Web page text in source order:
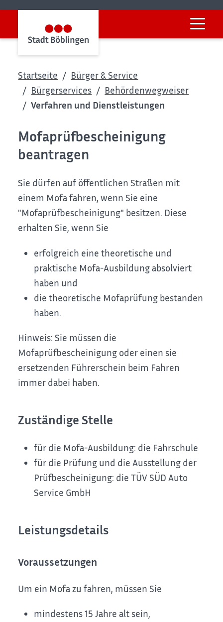
Startseite
Bürger & Service
Bürgerservices
Behördenwegweiser
Verfahren und Dienstleistungen
Mofaprüfbescheinigung
beantragen
Sie dürfen auf öffentlichen Straßen mit
einem Mofa fahren, wenn Sie eine
"Mofaprüfbescheinigung" besitzen. Diese
erhalten Sie, wenn Sie
erfolgreich eine theoretische und
praktische Mofa-Ausbildung absolviert
haben und
die theoretische Mofaprüfung bestanden
haben.
Hinweis: Sie müssen die
Mofaprüfbescheinigung oder einen sie
ersetzenden Führerschein beim Fahren
immer dabei haben.
Zuständige Stelle
für die Mofa-Ausbildung: die Fahrschule
für die Prüfung und die Ausstellung der
Prüfbescheinigung: die TÜV SÜD Auto
Service GmbH
Leistungsdetails
Voraussetzungen
Um ein Mofa zu fahren, müssen Sie
mindestens 15 Jahre alt sein,